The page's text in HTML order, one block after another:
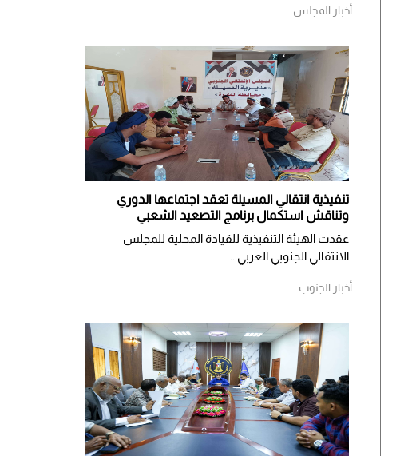
أخبار المجلس
تنفيذية انتقالي المسيلة تعقد اجتماعها الدوري
وتناقش استكمال برنامج التصعيد الشعبي
عقدت الهيئة التنفيذية للقيادة المحلية للمجلس
الانتقالي الجنوبي العربي...
أخبار الجنوب